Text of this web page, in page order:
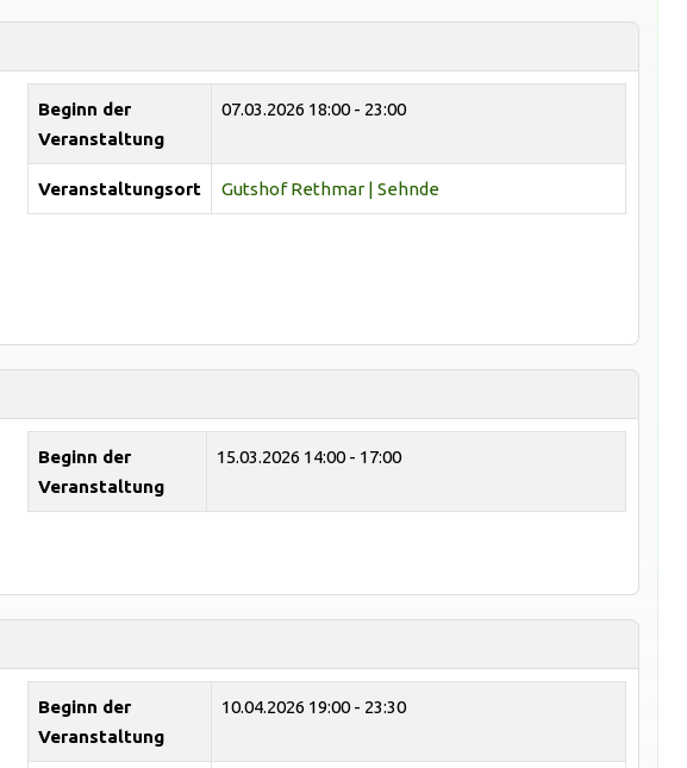
Beginn der
Veranstaltung
07.03.2026 18:00 - 23:00
Veranstaltungsort Gutshof Rethmar | Sehnde
Beginn der
Veranstaltung
15.03.2026 14:00 - 17:00
Beginn der
Veranstaltung
10.04.2026 19:00 - 23:30